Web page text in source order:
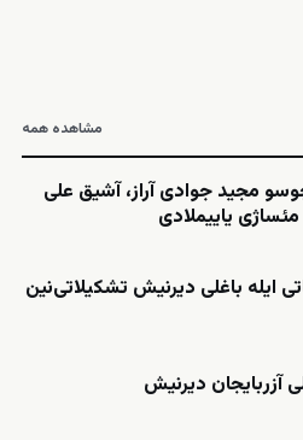
مشاهده همه
مجید جوادی آراز، آشیق علی
یاییملادی
ایله باغلی دیرنیش تشکیلاتی‌نین
دیرنیش